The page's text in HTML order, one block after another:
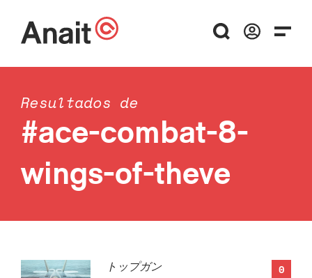
Resultados de
#ace-combat-8-
wings-of-theve
0
トップガン